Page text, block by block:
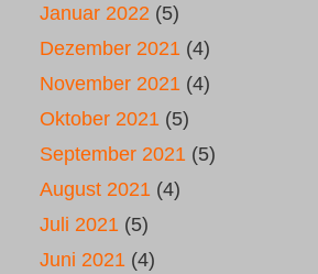
Januar 2022 (5)
Dezember 2021 (4)
November 2021 (4)
Oktober 2021 (5)
September 2021 (5)
August 2021 (4)
Juli 2021 (5)
Juni 2021 (4)